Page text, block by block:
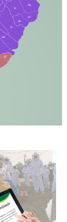
PB
SE
TL
BR
BT
IN
AT